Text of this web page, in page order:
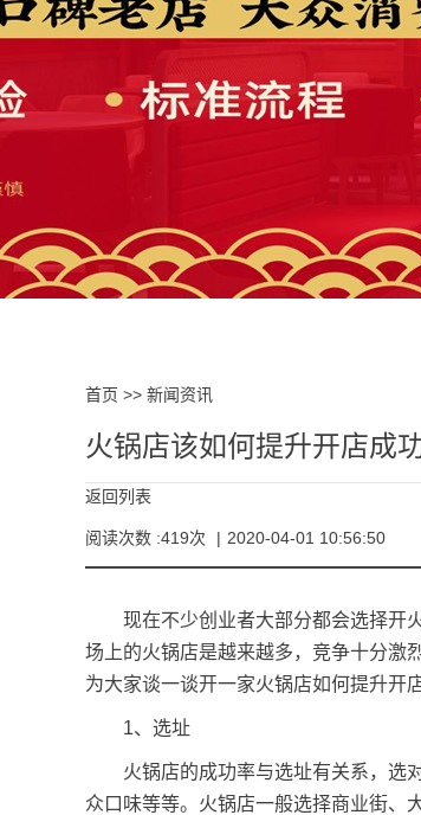
首页 >> 新闻资讯
火锅店该如何提升开店成功
返回列表
阅读次数 :419次 | 2020-04-01 10:56:50
现在不少创业者大部分都会选择开火
场上的火锅店是越来越多，竞争十分激
为大家谈一谈开一家火锅店如何提升开
1、选址
火锅店的成功率与选址有关系，选对
众口味等等。火锅店一般选择商业街、